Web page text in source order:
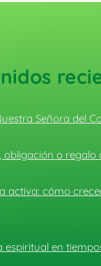
Señora del
obligación o regalo
activa: cómo
espiritual en